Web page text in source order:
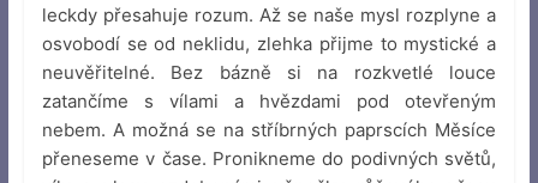
leckdy přesahuje rozum. Až se naše mysl rozplyne a
osvobodí se od neklidu, zlehka přijme to mystické a
neuvěřitelné. Bez bázně si na rozkvetlé louce
zatančíme s vílami a hvězdami pod otevřeným
nebem. A možná se na stříbrných paprscích Měsíce
přeneseme v čase. Pronikneme do podivných světů,